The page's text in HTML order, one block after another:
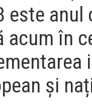
este
acum în
și